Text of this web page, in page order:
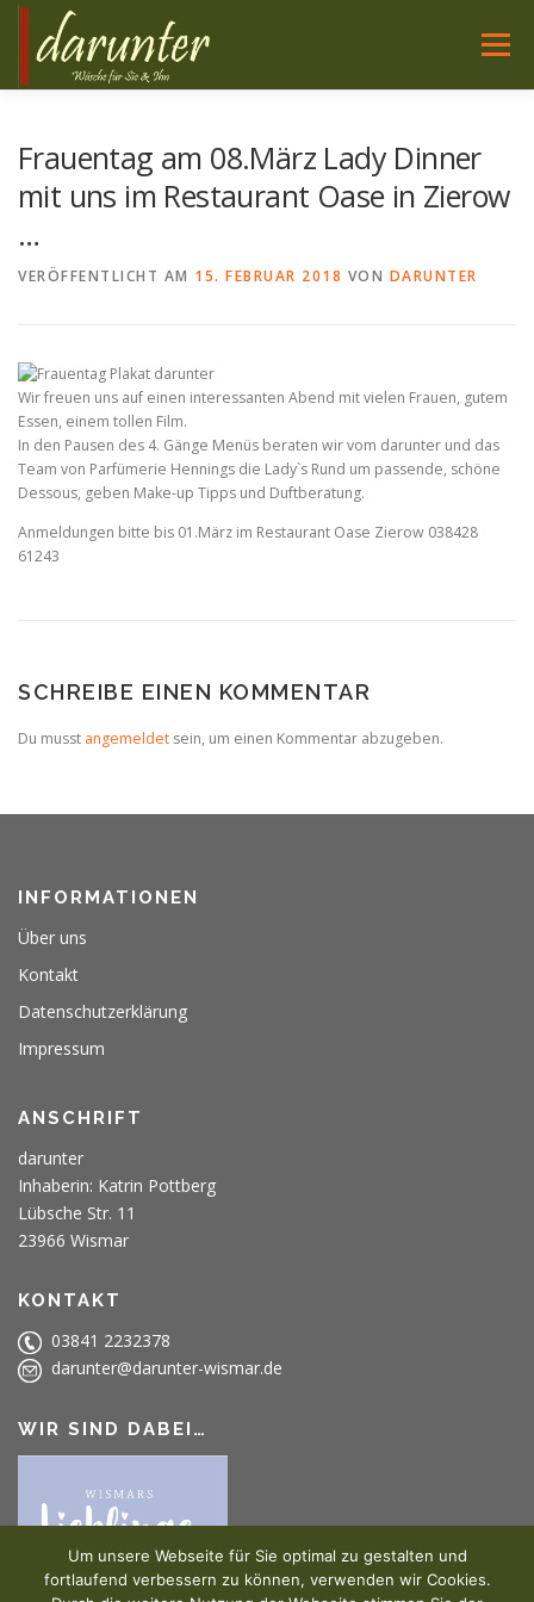
Zum
springen
Menü
Frauentag am 08.März Lady Dinner
mit uns im Restaurant Oase in Zierow
…
VERÖFFENTLICHT AM 15. FEBRUAR 2018 VON DARUNTER
Wir freuen uns auf einen interessanten Abend mit vielen Frauen, gutem
Essen, einem tollen Film.
In den Pausen des 4. Gänge Menüs beraten wir vom darunter und das
Team von Parfümerie Hennings die Lady`s Rund um passende, schöne
Dessous, geben Make-up Tipps und Duftberatung.
Anmeldungen bitte bis 01.März im Restaurant Oase Zierow 038428
61243
SCHREIBE EINEN KOMMENTAR
Du musst angemeldet sein, um einen Kommentar abzugeben.
INFORMATIONEN
Über uns
Kontakt
Datenschutzerklärung
Impressum
ANSCHRIFT
darunter
Inhaberin: Katrin Pottberg
Lübsche Str. 11
23966 Wismar
KONTAKT
03841 2232378
darunter@darunter-wismar.de
WIR SIND DABEI…
Um unsere Webseite für Sie optimal zu gestalten und
fortlaufend verbessern zu können, verwenden wir Cookies.